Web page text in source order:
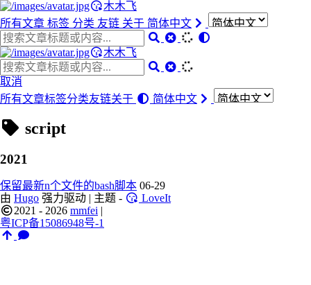
木木飞
所有文章 标签 分类 友链 关于 简体中文
木木飞
取消
所有文章标签分类友链关于 简体中文
script
2021
保留最新n个文件的bash脚本 06-29
由 Hugo 强力驱动 | 主题 -
LoveIt
2021 - 2026 mmfei |
粤ICP备15086948号-1